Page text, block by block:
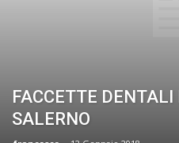
FACCETTE
SALERNO